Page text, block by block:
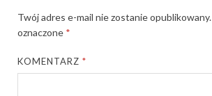
Twój adres e-mail nie zostanie opublikowany.
oznaczone *
KOMENTARZ*